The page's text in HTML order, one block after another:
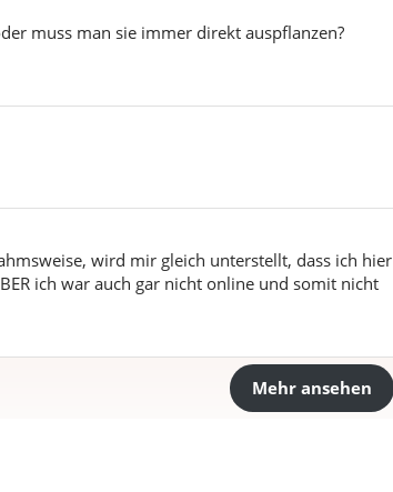
muss man sie immer direkt auspflanzen?
wird mir gleich unterstellt, dass ich hier
ich war auch gar nicht online und somit nicht
Mehr ansehen